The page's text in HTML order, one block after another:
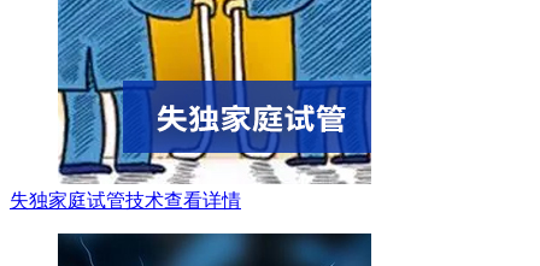
失独家庭试管技术查看详情